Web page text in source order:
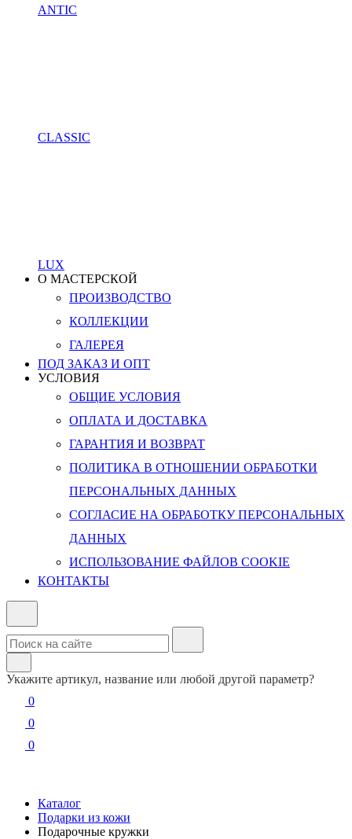
ANTIC
CLASSIC
LUX
О МАСТЕРСКОЙ
ПРОИЗВОДСТВО
КОЛЛЕКЦИИ
ГАЛЕРЕЯ
ПОД ЗАКАЗ И ОПТ
УСЛОВИЯ
ОБЩИЕ УСЛОВИЯ
ОПЛАТА И ДОСТАВКА
ГАРАНТИЯ И ВОЗВРАТ
ПОЛИТИКА В ОТНОШЕНИИ ОБРАБОТКИ
ПЕРСОНАЛЬНЫХ ДАННЫХ
СОГЛАСИЕ НА ОБРАБОТКУ ПЕРСОНАЛЬНЫХ
ДАННЫХ
ИСПОЛЬЗОВАНИЕ ФАЙЛОВ COOKIE
КОНТАКТЫ
Укажите артикул, название или любой другой параметр?
0
0
0
Каталог
Подарки из кожи
Подарочные кружки